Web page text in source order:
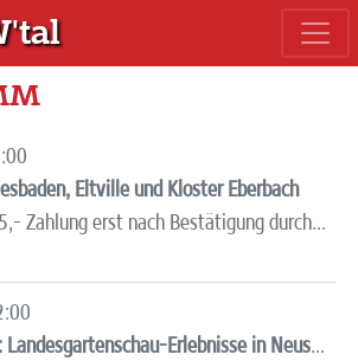
Eltville und Kloster Eberbach
Zahlung erst nach Bestätigung durch Überweisung auf FSA Kto. DE61 3305 0000 0000 5318 06, Stichwort "Wiesbaden"
Die Entdecker-Tour: Landesgartenschau-Erlebnisse in Neuss – Führung